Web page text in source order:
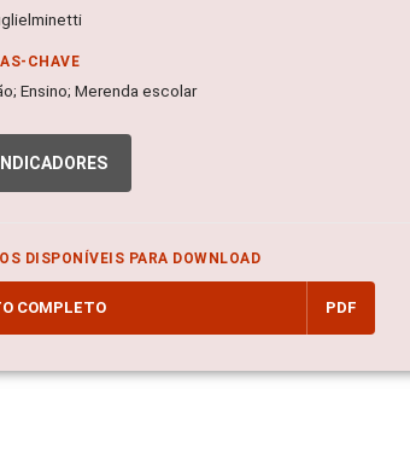
CHAVE
Ensino; Merenda escolar
INDICADORES
DISPONÍVEIS PARA DOWNLOAD
COMPLETO PDF